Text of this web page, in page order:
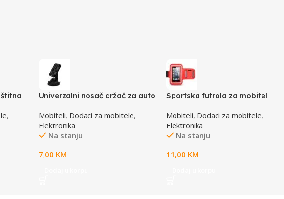
,
Univerzalni nosač držač za auto
EMH106
Mobiteli, Dodaci za mobitele,
Elektronika
Na stanju
7,00 KM
Sportska futrola za mobitel
XL, 72,5 x 147mm, red, touch
sensitive EMA122R-XL
Mobiteli, Dodaci za mobitele,
Elektronika
Na stanju
11,00 KM